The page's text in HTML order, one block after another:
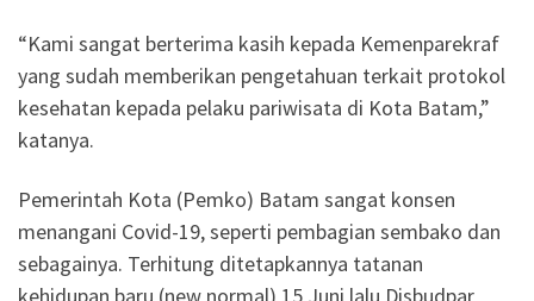
“Kami sangat berterima kasih kepada Kemenparekraf
yang sudah memberikan pengetahuan terkait protokol
kesehatan kepada pelaku pariwisata di Kota Batam,”
katanya.
Pemerintah Kota (Pemko) Batam sangat konsen
menangani Covid-19, seperti pembagian sembako dan
sebagainya. Terhitung ditetapkannya tatanan
kehidupan baru (new normal) 15 Juni lalu Disbudpar